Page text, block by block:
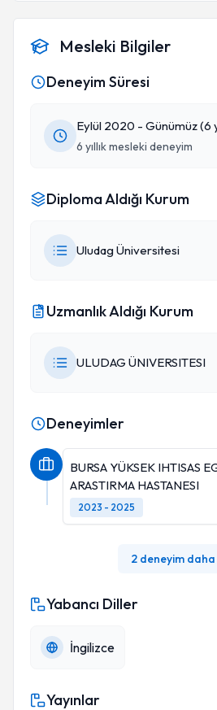
Mesleki Bilgiler
Deneyim Süresi
Eylül 2020 - Günümüz (6
6 yıllık mesleki deneyim
Diploma Aldığı Kurum
Uludag Üniversitesi
Uzmanlık Aldığı Kurum
ULUDAG ÜNIVERSITESI
Deneyimler
BURSA YÜKSEK IHTISAS
ARASTIRMA HASTANESI
2023 - 2025
2 deneyim daha
Yabancı Diller
İngilizce
Yayınlar